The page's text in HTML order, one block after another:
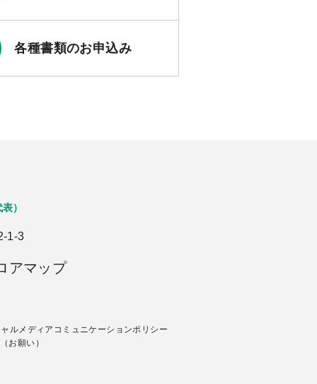
各種書類のお申込み
表）
1-3
アマップ
ルメディアコミュニケーションポリシー
お願い）